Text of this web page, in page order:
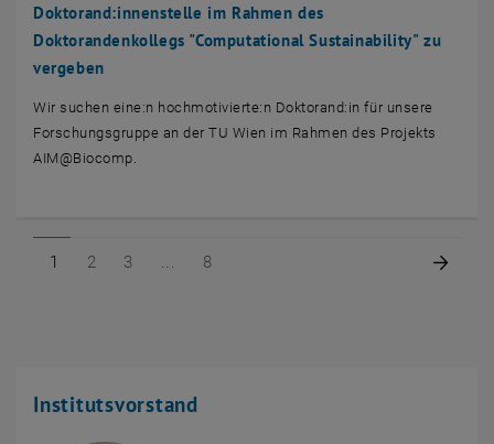
Doktorand:innenstelle im Rahmen des
Doktorandenkollegs "Computational Sustainability" zu
vergeben
Wir suchen eine:n hochmotivierte:n Doktorand:in für unsere
Forschungsgruppe an der TU Wien im Rahmen des Projekts
AIM@Biocomp.
Seite 1 von 8
1 Seite 2 von 8
2 Seite 3 von 8
3 Seite 8 von 8
8
Institutsvorstand